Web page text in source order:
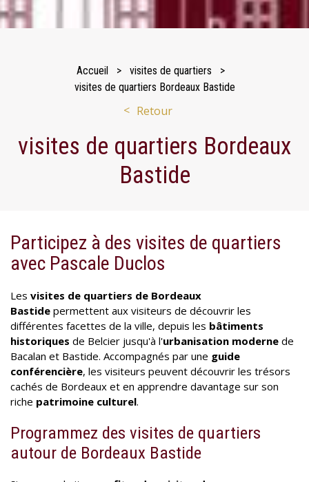
Accueil
visites de quartiers
visites de quartiers Bordeaux Bastide
Retour
visites de quartiers Bordeaux
Bastide
Participez à des visites de quartiers
avec Pascale Duclos
Les visites de quartiers de Bordeaux
Bastide permettent aux visiteurs de découvrir les
différentes facettes de la ville, depuis les bâtiments
historiques de Belcier jusqu'à l'urbanisation moderne de
Bacalan et Bastide. Accompagnés par une guide
conférencière, les visiteurs peuvent découvrir les trésors
cachés de Bordeaux et en apprendre davantage sur son
riche patrimoine culturel.
Programmez des visites de quartiers
autour de Bordeaux Bastide